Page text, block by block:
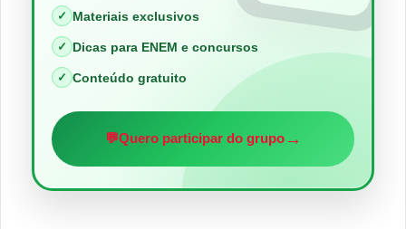
✓ Materiais exclusivos
✓ Dicas para ENEM e concursos
✓ Conteúdo gratuito
💬Quero participar do grupo→